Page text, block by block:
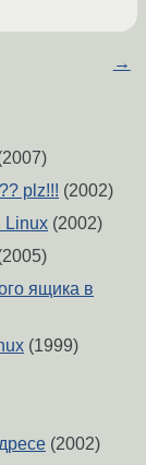
→
plz!!! (2002)
Linux (2002)
ящика в
(1999)
(2002)